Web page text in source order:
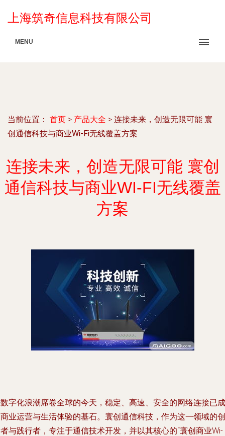
上海筑奇信息科技有限公司
MENU
当前位置： 首页 > 产品大全 > 连接未来，创造无限可能 寰
创通信科技与商业Wi-Fi无线覆盖方案
连接未来，创造无限可能 寰创
通信科技与商业WI-FI无线覆盖
方案
字化浪潮席卷全球的今天，稳定、高速、安全的网络连接已成
业运营与生活体验的基石。寰创通信科技，作为这一领域的创
与践行者，专注于通信技术开发，并以其核心的“寰创商业Wi-